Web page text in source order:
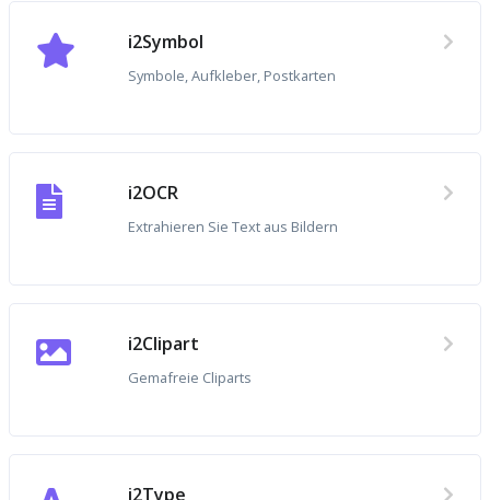
i2Symbol
Symbole, Aufkleber, Postkarten
i2OCR
Extrahieren Sie Text aus Bildern
i2Clipart
Gemafreie Cliparts
i2Type